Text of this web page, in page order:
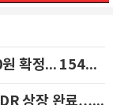
희망밴드 최상단 딜리셔스, 공모가 7000원 확정... 154억 규모 IPO 돌입
SK하이닉스, 나스닥에 1억7790만 주 ADR 상장 완료…29일 국내 추가 상장